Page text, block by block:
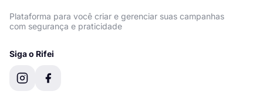
Plataforma para você criar e gerenciar suas campanhas
com segurança e praticidade
Siga o Rifei